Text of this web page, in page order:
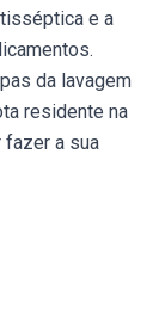
e a
da lavagem
residente na
fazer a sua